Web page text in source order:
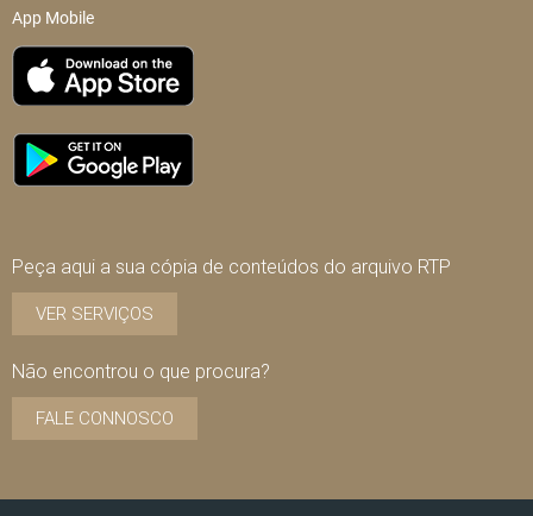
App Mobile
Peça aqui a sua cópia de conteúdos do arquivo RTP
VER SERVIÇOS
Não encontrou o que procura?
FALE CONNOSCO